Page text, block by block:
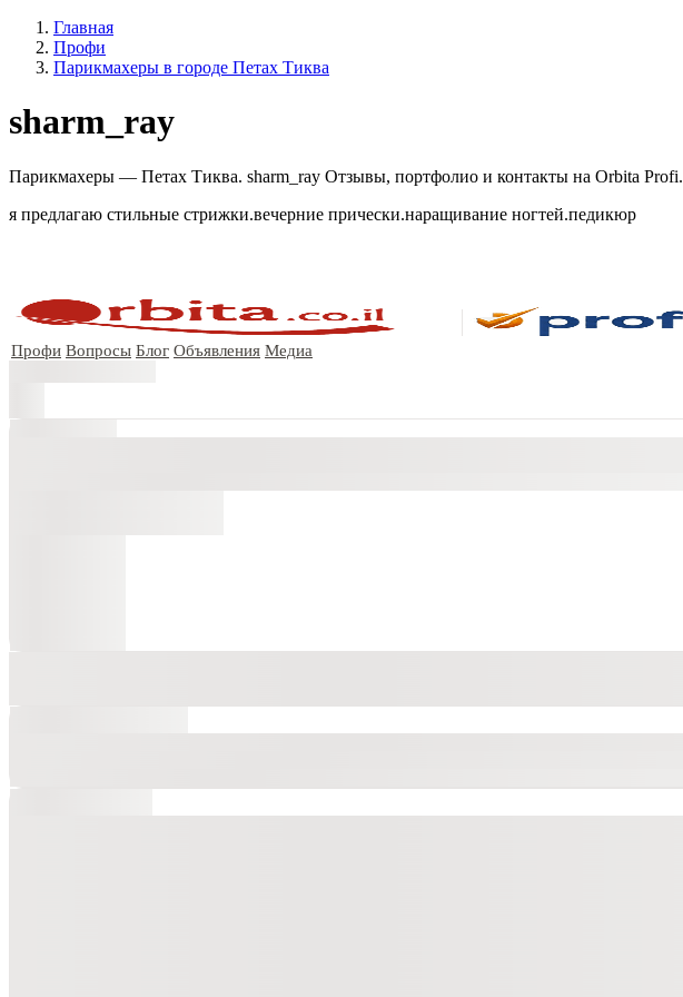
Главная
Профи
Парикмахеры в городе Петах Тиква
sharm_ray
Парикмахеры — Петах Тиква. sharm_ray Отзывы, портфолио и контакты на Orbita Profi.
я предлагаю стильные стрижки.вечерние прически.наращивание ногтей.педикюр
Профи Вопросы Блог Объявления Медиа